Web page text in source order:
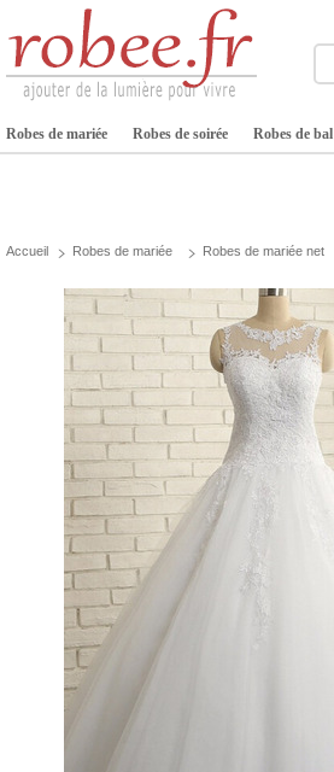
Robes de mariée Robes de soirée Robes de bal
Accueil Robes de mariée Robes de mariée net